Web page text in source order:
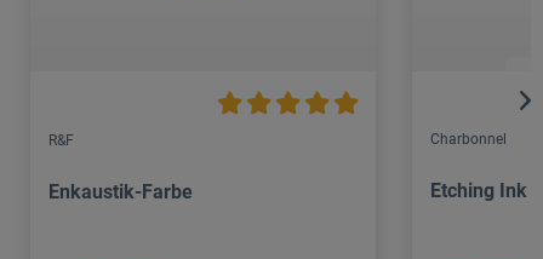
R&F
Enkaustik-Farbe
Charbonnel
Etching Ink